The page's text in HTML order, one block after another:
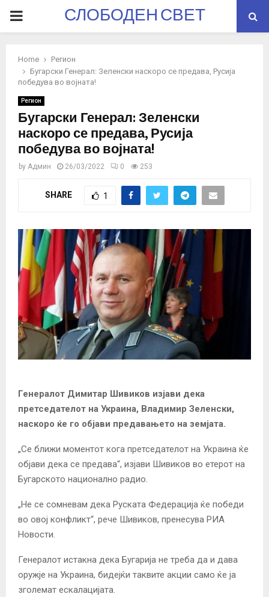
PRIMARYСЛОБОДЕН СВЕТ
Home
Регион
Бугарски Генерал: Зеленски наскоро се предава, Русија
победува во војната!
Регион
Бугарски Генерал: Зеленски
наскоро се предава, Русија
победува во војната!
by Админ 26/03/2022 0 253
SHARE 1
Генералот Димитар Шивиков изјави дека
претседателот на Украина, Владимир Зеленски,
наскоро ќе го објави предавањето на земјата.
„Се ближи моментот кога претседателот на Украина ќе
објави дека се предава“, изјави Шивиков во етерот на
Бугарското национално радио.
„Не се сомневам дека Руската Федерација ќе победи
во овој конфликт“, рече Шивиков, пренесува РИА
Новости.
Генералот истакна дека Бугарија не треба да и дава
оружје на Украина, бидејќи таквите акции само ќе ја
зголемат ескалацијата.